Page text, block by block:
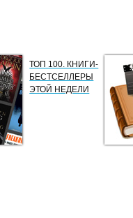
ТОП 100. КНИГИ-
БЕСТСЕЛЛЕРЫ
ЭТОЙ НЕДЕЛИ